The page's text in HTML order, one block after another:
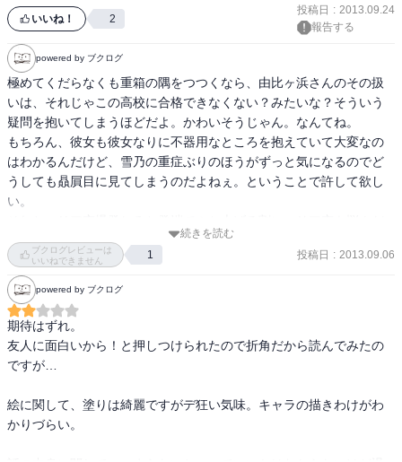
いいね！ 2
投稿日 : 2013.09.24
報告する
powered by ブクログ
極めてくだらなくも重箱の隅をつつくなら、由比ヶ浜さんのその扱
いは、それじゃこの高校に合格できなくない？みたいな？そういう
疑問を抱いてしまうほどだよ。かわいそうじゃん。なんてね。
もちろん、彼女も彼女なりに不器用なところを抱えていて大変なの
はわかるんだけど、雪乃の重症ぶりのほうがずっと気になるのでど
うしても贔屓目に見てしまうのだよねぇ。ということで許して欲し
い。
りするし、良いやつだったりもすると描くのはとても好感が持てま
す。でも、作者に好感が持てるってのは、小説として成功している
と言えるのかどうかという点は、留保させていただきます。
続きを読む
ブクログレビューは
いいねできません
1 投稿日 : 2013.09.06
powered by ブクログ
期待はずれ。
友人に面白いから！と押しつけられたので折角だから読んでみたの
ですが…
絵に関して、塗りは綺麗ですがデ狂い気味。キャラの描きわけがわ
かりづらい。